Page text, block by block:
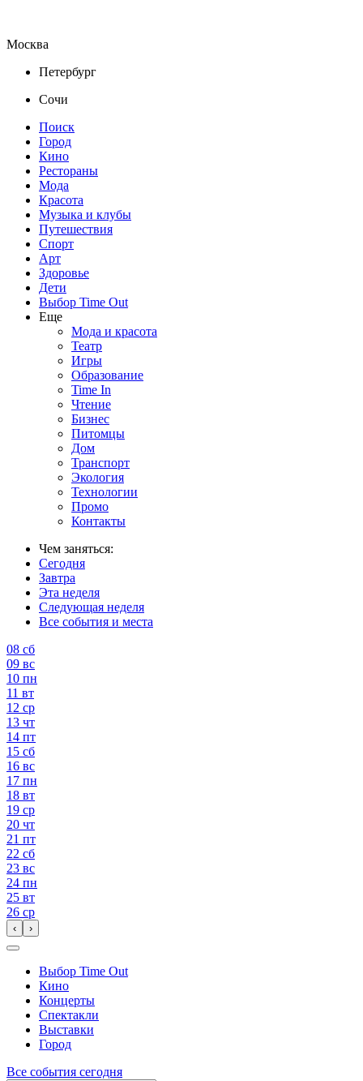
Москва
Петербург
Сочи
Поиск
Город
Кино
Рестораны
Мода
Красота
Музыка и клубы
Путешествия
Спорт
Арт
Здоровье
Дети
Выбор Time Out
Еще
Мода и красота
Театр
Игры
Образование
Time In
Чтение
Бизнес
Питомцы
Дом
Транспорт
Экология
Технологии
Промо
Контакты
Чем заняться:
Сегодня
Завтра
Эта неделя
Следующая неделя
Все события и места
08 сб
09 вс
10 пн
11 вт
12 ср
13 чт
14 пт
15 сб
16 вс
17 пн
18 вт
19 ср
20 чт
21 пт
22 сб
23 вс
24 пн
25 вт
26 ср
‹ ›
Выбор Time Out
Кино
Концерты
Спектакли
Выставки
Город
Все события сегодня